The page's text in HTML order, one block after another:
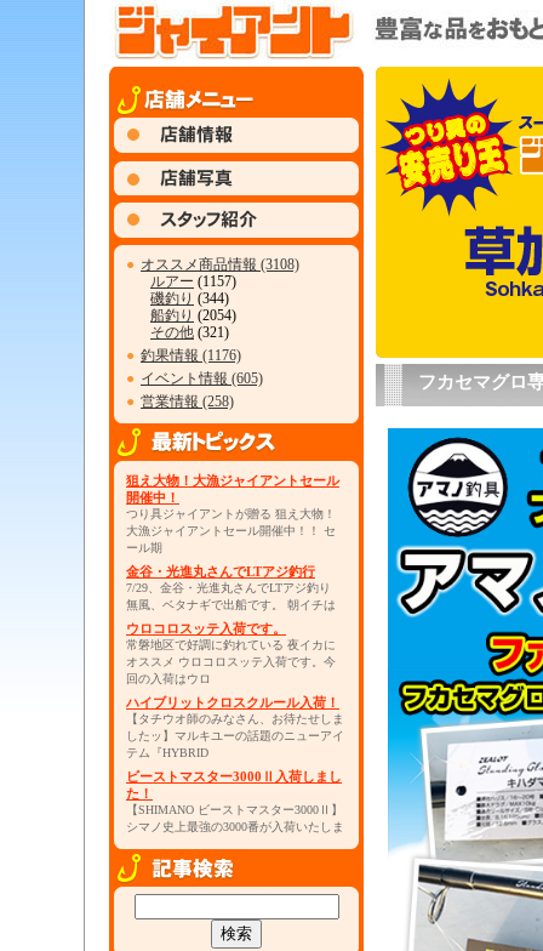
● オススメ商品情報 (3108)
ルアー (1157)
磯釣り (344)
船釣り (2054)
その他 (321)
● 釣果情報 (1176)
● イベント情報 (605)
● 営業情報 (258)
狙え大物！大漁ジャイアントセール
開催中！
つり具ジャイアントが贈る 狙え大物！
大漁ジャイアントセール開催中！！ セ
ール期
金谷・光進丸さんでLTアジ釣行
7/29、金谷・光進丸さんでLTアジ釣り
無風、ベタナギで出船です。 朝イチは
ウロコロスッテ入荷です。
常磐地区で好調に釣れている 夜イカに
オススメ ウロコロスッテ入荷です。今
回の入荷はウロ
ハイブリットクロスクルール入荷！
【タチウオ師のみなさん、お待たせしま
したッ】マルキユーの話題のニューアイ
テム『HYBRID
ビーストマスター3000Ⅱ入荷しまし
た！
【SHIMANO ビーストマスター3000Ⅱ】
シマノ史上最強の3000番が入荷いたしま
フカセマグロ